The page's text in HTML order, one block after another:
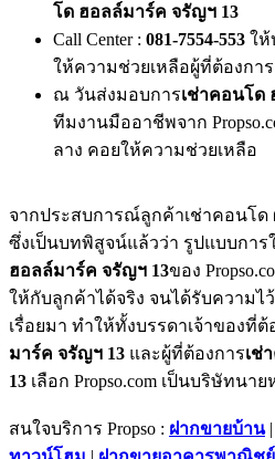
โด ฮอลล์มาร์ค จรัญฯ 13
Call Center : 081-7554-553 ให้
ให้ความช่วยเหลือผู้ที่ต้องกา
ณ วันส่งมอบการเช่าคอนโด
ทีมงานมืออาชีพจาก
ลาง คอยให้ความช่วยเหลือ
จากประสบการณ์ลูกค้าเช่าคอนโด
ซึ่งเป็นบทพิสูจน์แล้วว่า รูปแบบการ
ฮอลล์มาร์ค จรัญฯ 13ของ
ให้กับลูกค้าได้จริง จนได้รับความไ
เรื่อยมา ทำให้ทั้งบรรดาเจ้าของที่ต้
มาร์ค จรัญฯ 13 และผู้ที่ต้องการเช่
13 เลือก Propso.com เป็นบริษัทนา
สนใจบริการ Propso : ฝากขายบ้าน|